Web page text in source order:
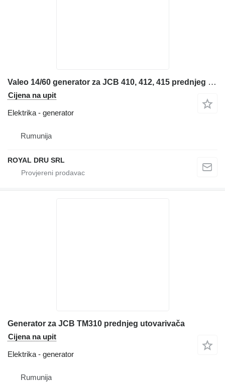
Valeo 14/60 generator za JCB 410, 412, 415 prednjeg utovarivača
Cijena na upit
Elektrika - generator
Rumunija
ROYAL DRU SRL
Generator za JCB TM310 prednjeg utovarivača
Cijena na upit
Elektrika - generator
Rumunija